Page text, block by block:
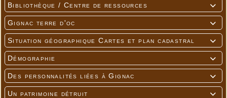

Bibliothèque / Centre de ressources

Gignac terre d'oc

Situation géographique Cartes et plan cadastral

Démographie

Des personnalités liées à Gignac

Un patrimoine détruit